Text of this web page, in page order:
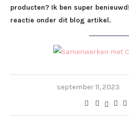
producten? Ik ben super
reactie onder dit blog artikel.
september 11, 2023